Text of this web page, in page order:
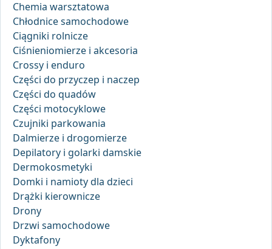
Chemia warsztatowa
Chłodnice samochodowe
Ciągniki rolnicze
Ciśnieniomierze i akcesoria
Crossy i enduro
Części do przyczep i naczep
Części do quadów
Części motocyklowe
Czujniki parkowania
Dalmierze i drogomierze
Depilatory i golarki damskie
Dermokosmetyki
Domki i namioty dla dzieci
Drążki kierownicze
Drony
Drzwi samochodowe
Dyktafony